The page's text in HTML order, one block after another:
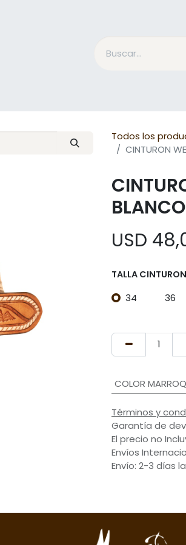
Todos los
CINTURON
USD
TALLA CINTURON
34 36
COLOR
Términos y
Garantía de
El precio no
Envíos
Envío: 2-3 días